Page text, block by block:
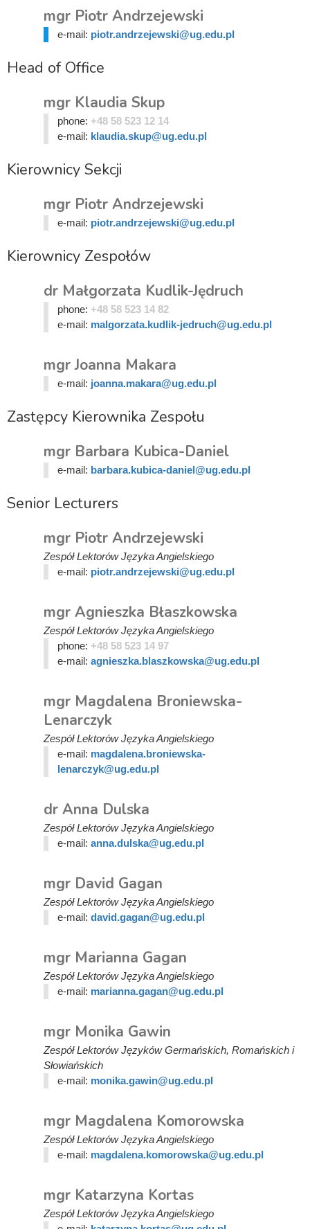
mgr Piotr Andrzejewski
e-mail: piotr.andrzejewski@ug.edu.pl
Head of Office
mgr Klaudia Skup
phone: +48 58 523 12 14
e-mail: klaudia.skup@ug.edu.pl
Kierownicy Sekcji
mgr Piotr Andrzejewski
e-mail: piotr.andrzejewski@ug.edu.pl
Kierownicy Zespołów
dr Małgorzata Kudlik-Jędruch
phone: +48 58 523 14 82
e-mail: malgorzata.kudlik-jedruch@ug.edu.pl
mgr Joanna Makara
e-mail: joanna.makara@ug.edu.pl
Zastępcy Kierownika Zespołu
mgr Barbara Kubica-Daniel
e-mail: barbara.kubica-daniel@ug.edu.pl
Senior Lecturers
mgr Piotr Andrzejewski
Zespół Lektorów Języka Angielskiego
e-mail: piotr.andrzejewski@ug.edu.pl
mgr Agnieszka Błaszkowska
Zespół Lektorów Języka Angielskiego
phone: +48 58 523 14 97
e-mail: agnieszka.blaszkowska@ug.edu.pl
mgr Magdalena Broniewska-
Lenarczyk
Zespół Lektorów Języka Angielskiego
e-mail: magdalena.broniewska-
lenarczyk@ug.edu.pl
dr Anna Dulska
Zespół Lektorów Języka Angielskiego
e-mail: anna.dulska@ug.edu.pl
mgr David Gagan
Zespół Lektorów Języka Angielskiego
e-mail: david.gagan@ug.edu.pl
mgr Marianna Gagan
Zespół Lektorów Języka Angielskiego
e-mail: marianna.gagan@ug.edu.pl
mgr Monika Gawin
Zespół Lektorów Języków Germańskich, Romańskich i
Słowiańskich
e-mail: monika.gawin@ug.edu.pl
mgr Magdalena Komorowska
Zespół Lektorów Języka Angielskiego
e-mail: magdalena.komorowska@ug.edu.pl
mgr Katarzyna Kortas
Zespół Lektorów Języka Angielskiego